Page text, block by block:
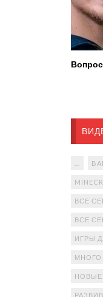
ВСЕ
ВСЕ
ИГРЫ
МНОГО
НОВЫЕ